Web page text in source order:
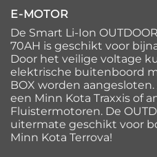
E-MOTOR
De Smart Li-Ion
70AH is geschikt voor
Door het veilige voltage
elektrische buitenboord
BOX worden
een Minn Kota Traxxis of
Fluistermotoren. De
uitermate geschikt voor
Minn Kota Terrova!